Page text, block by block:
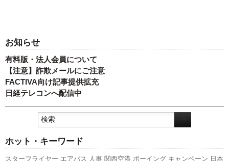
お知らせ
有料版・法人会員について
【注意】詐欺メールにご注意
FACTIVA向け記事提供拡充
日経テレコンへ配信中
ホット・キーワード
スターフライヤー エアバス 人事 関西空港 ボーイング キャンペーン 日本